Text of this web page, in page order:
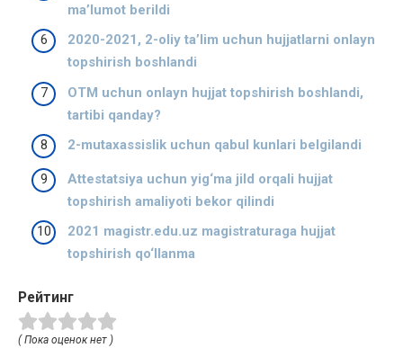
ma’lumot berildi
2020-2021, 2-oliy ta’lim uchun hujjatlarni onlayn
topshirish boshlandi
OTM uchun onlayn hujjat topshirish boshlandi,
tartibi qanday?
2-mutaxassislik uchun qabul kunlari belgilandi
Attestatsiya uchun yig‘ma jild orqali hujjat
topshirish amaliyoti bekor qilindi
2021 magistr.edu.uz magistraturaga hujjat
topshirish qo‘llanma
Рейтинг
( Пока оценок нет )